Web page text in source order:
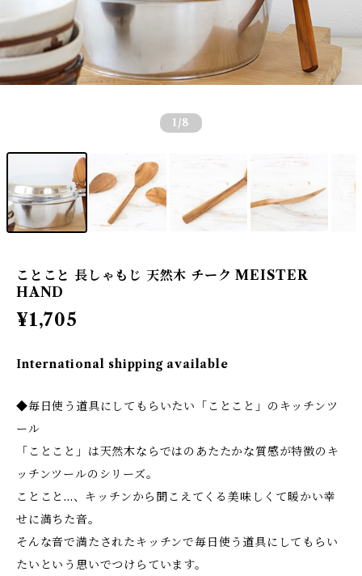
1 /8
ことこと 長しゃもじ 天然木 チーク MEISTER
HAND
¥1,705
International shipping available
◆毎日使う道具にしてもらいたい「ことこと」のキッチンツ
ール
「ことこと」は天然木ならではのあたたかな質感が特徴のキ
ッチンツールのシリーズ。
ことこと...、キッチンから聞こえてくる美味しくて暖かい幸
せに満ちた音。
そんな音で満たされたキッチンで毎日使う道具にしてもらい
たいという思いでつけらています。